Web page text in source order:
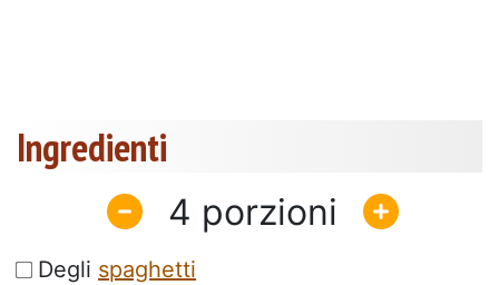
Ingredienti
4
Degli spaghetti